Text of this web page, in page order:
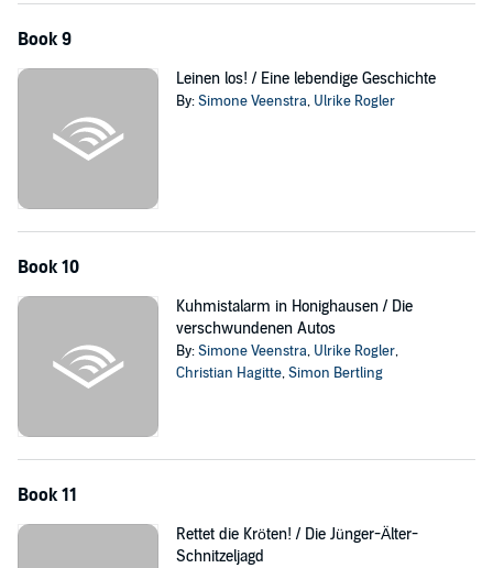
Book 9
Leinen los! / Eine lebendige Geschichte
By:Simone Veenstra, Ulrike Rogler
Book 10
Kuhmistalarm in Honighausen / Die
verschwundenen Autos
By:Simone Veenstra, Ulrike Rogler,
Christian Hagitte,Simon Bertling
Book 11
Rettet die Kröten! / Die Jünger-Älter-
Schnitzeljagd